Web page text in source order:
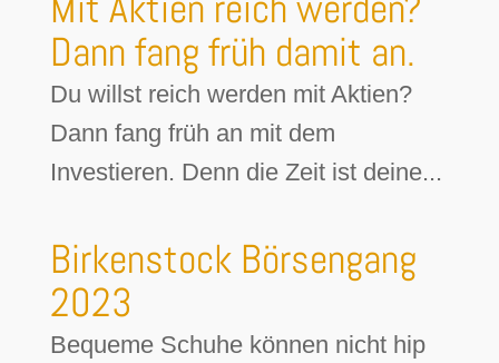
Dann fang früh damit an.
Du willst reich werden mit Aktien?
Dann fang früh an mit dem
Investieren. Denn die Zeit ist deine...
Birkenstock Börsengang
2023
Bequeme Schuhe können nicht hip